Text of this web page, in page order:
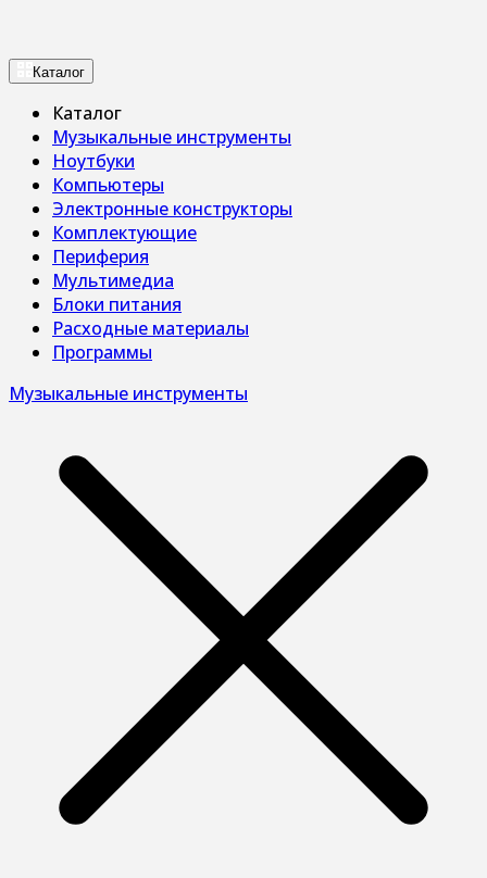
Каталог
Каталог
Музыкальные инструменты
Ноутбуки
Компьютеры
Электронные конструкторы
Комплектующие
Периферия
Мультимедиа
Блоки питания
Расходные материалы
Программы
Музыкальные инструменты